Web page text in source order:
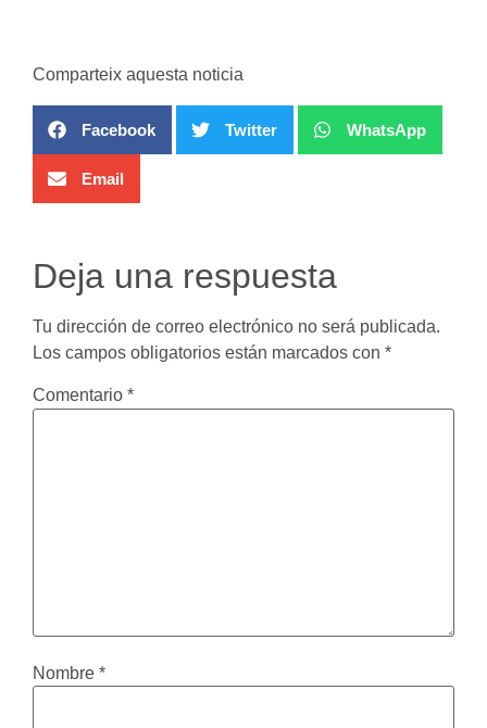
Comparteix aquesta noticia
Facebook Twitter WhatsApp
Email
Deja una respuesta
Tu dirección de correo electrónico no será publicada.
Los campos obligatorios están marcados con *
Comentario *
Nombre *